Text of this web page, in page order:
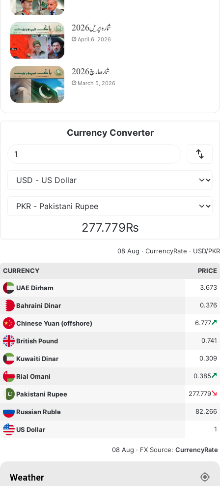
شمارہ اپریل 2026
April 6, 2026
شمارہ مارچ 2026
March 5, 2026
Currency Converter
277.779₨
08 Aug · CurrencyRate · USD/PKR
CURRENCY PRICE
UAE Dirham 3.673
Bahraini Dinar 0.376
Chinese Yuan (offshore) 6.777
British Pound 0.741
Kuwaiti Dinar 0.309
Rial Omani 0.385
Pakistani Rupee 277.779
Russian Ruble 82.266
US Dollar 1
08 Aug · FX Source: CurrencyRate
Weather